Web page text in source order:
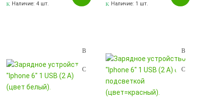
Наличие:4 шт. Наличие: 1 шт.